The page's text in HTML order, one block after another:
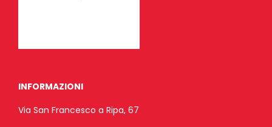
INFORMAZIONI
Via San Francesco a Ripa, 67